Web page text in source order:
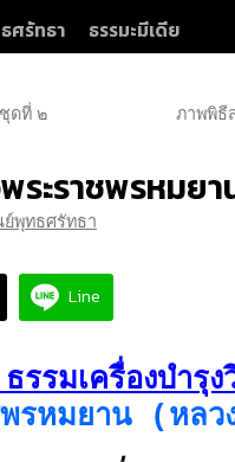
ศรัทธา
ธรรมะมีเดีย
ดที่ ๒ ภาพพิธี
ระราชพรหมยา
พุทธศรัทธา
Line
รรมเครื่องบำรุ
พรหมยาน (หล